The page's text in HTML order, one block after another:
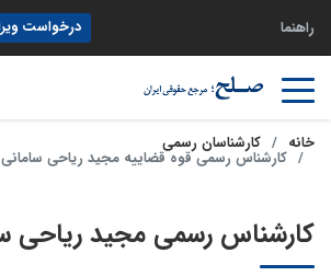
راهنما درخواست
خانه کارشناسان رسمی
کارشناس رسمی قوه قضاییه مجید ریاحی سامانی
کارشناس رسمی مجید ریاحی